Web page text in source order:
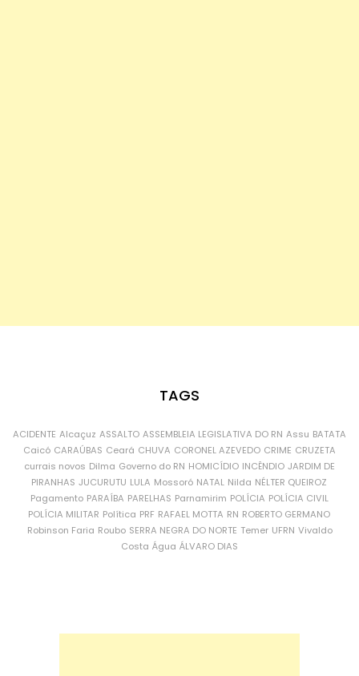
TAGS
ACIDENTE Alcaçuz ASSALTO ASSEMBLEIA LEGISLATIVA DO RN Assu BATATA
Caicó CARAÚBAS Ceará CHUVA CORONEL AZEVEDO CRIME CRUZETA
currais novos Dilma Governo do RN HOMICÍDIO INCÊNDIO JARDIM DE
PIRANHAS JUCURUTU LULA Mossoró NATAL Nilda NÉLTER QUEIROZ
Pagamento PARAÍBA PARELHAS Parnamirim POLÍCIA POLÍCIA CIVIL
POLÍCIA MILITAR Política PRF RAFAEL MOTTA RN ROBERTO GERMANO
Robinson Faria Roubo SERRA NEGRA DO NORTE Temer UFRN Vivaldo
Costa Água ÁLVARO DIAS